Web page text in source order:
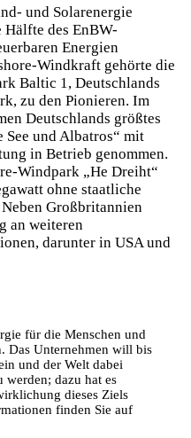
und Solarenergie
Hälfte des EnBW-
Energien
Windkraft gehörte die
Baltic 1, Deutschlands
zu den Pionieren. Im
Deutschlands größtes
und Albatros“ mit
in Betrieb genommen.
Windpark „He Dreiht“
ohne staatliche
Großbritannien
an weiteren
darunter in USA und
für die Menschen und
Das Unternehmen will bis
und der Welt dabei
dazu hat es
dieses Ziels
finden Sie auf